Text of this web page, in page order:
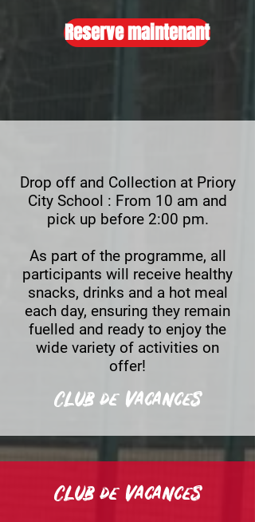
Reserve maintenant
Drop off and Collection at Priory
City School : From 10 am and
pick up before 2:00 pm.
As part of the programme, all
participants will receive healthy
snacks, drinks and a hot meal
each day, ensuring they remain
fuelled and ready to enjoy the
wide variety of activities on
offer!
Club de vacances
Club de vacances